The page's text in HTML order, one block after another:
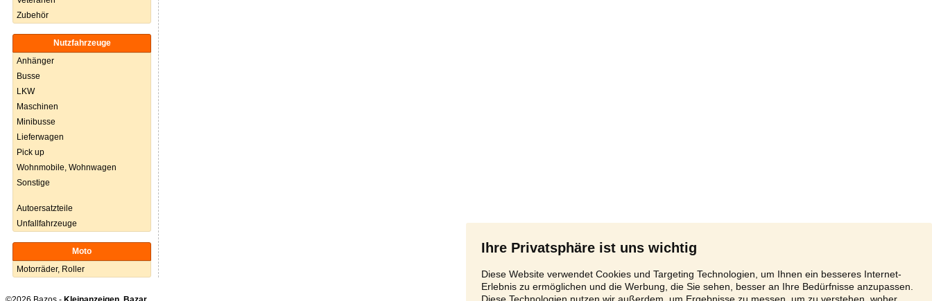
Ihre Privatsphäre ist uns wichtig
Diese Website verwendet Cookies und Targeting Technologien, um Ihnen ein besseres Internet-
Erlebnis zu ermöglichen und die Werbung, die Sie sehen, besser an Ihre Bedürfnisse anzupassen.
Diese Technologien nutzen wir außerdem, um Ergebnisse zu messen, um zu verstehen, woher
Zubehör
Nutzfahrzeuge
Anhänger
Busse
LKW
Maschinen
Minibusse
Lieferwagen
Pick up
Wohnmobile, Wohnwagen
Sonstige
Autoersatzteile
Unfallfahrzeuge
Moto
Motorräder, Roller